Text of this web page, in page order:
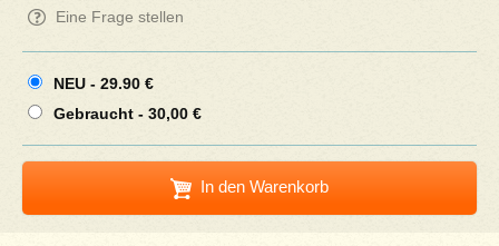
Eine Frage stellen
NEU -29.90 €
Gebraucht - 30,00 €
In den Warenkorb